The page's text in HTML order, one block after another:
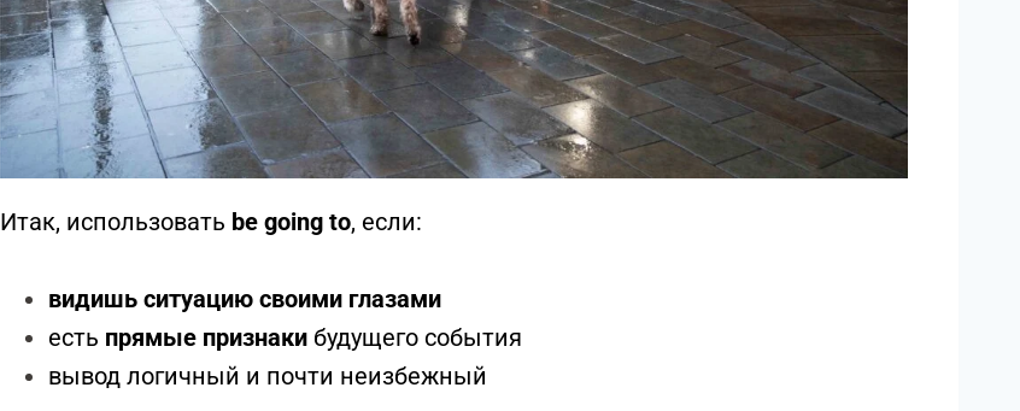
Итак, использовать be going to, если:
видишь ситуацию своими глазами
есть прямые признакибудущего события
вывод логичный и почти неизбежный